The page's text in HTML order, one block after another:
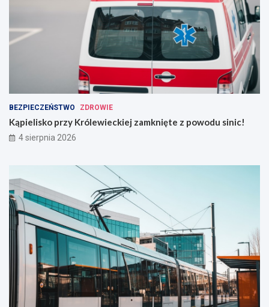
BEZPIECZEŃSTWO ZDROWIE
Kąpielisko przy Królewieckiej zamknięte z powodu sinic!
4 sierpnia 2026